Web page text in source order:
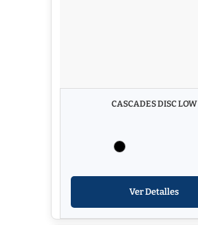
CASCADES DISC LOW
Ver Detalles